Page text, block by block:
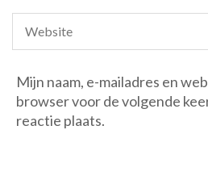
Mijn naam, e-mailadres en
browser voor de volgende
reactie plaats.